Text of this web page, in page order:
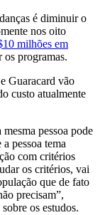
é diminuir o
nos oito
milhões em
os programas.
Guaracard vão
custo atualmente
pessoa pode
a pessoa tema
com critérios
os critérios, vai
que de fato
precisam”,
os estudos.